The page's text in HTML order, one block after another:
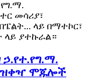
መሳሪያ፣
ላይ በማተኮር፣
ያተኩራል።
ሞጁሎች